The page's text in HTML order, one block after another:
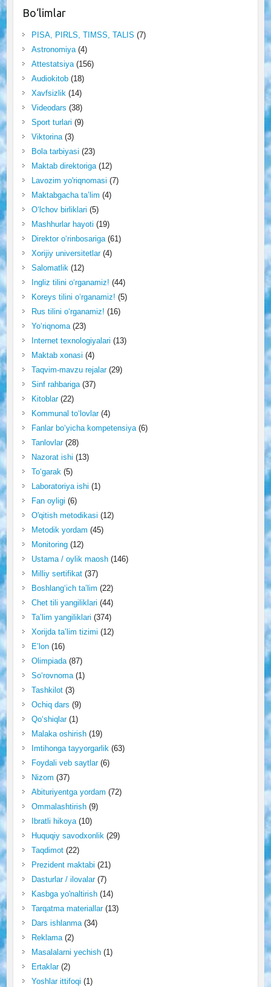
Bo‘limlar
PISA, PIRLS, TIMSS, TALIS (7)
Astronomiya(4)
Attestatsiya(156)
Audiokitob(18)
Xavfsizlik(14)
Videodars (38)
Sport turlari (9)
Viktorina(3)
Bola tarbiyasi (23)
Maktab direktoriga(12)
Lavozim yo'riqnomasi (7)
Maktabgacha ta’lim (4)
O‘lchov birliklari (5)
Mashhurlar hayoti (19)
Direktor o‘rinbosariga(61)
Xorijiy universitetlar(4)
Salomatlik(12)
Ingliz tilini o‘rganamiz! (44)
Koreys tilini o‘rganamiz! (5)
Rus tilini o‘rganamiz! (16)
Yo‘riqnoma(23)
Internet texnologiyalari (13)
Maktab xonasi (4)
Taqvim-mavzu rejalar(29)
Sinf rahbariga(37)
Kitoblar(22)
Kommunal to‘lovlar(4)
Fanlar bo‘yicha kompetensiya(6)
Tanlovlar(28)
Nazorat ishi (13)
To‘garak(5)
Laboratoriya ishi (1)
Fan oyligi (6)
O'qitish metodikasi (12)
Metodik yordam (45)
Monitoring(12)
Ustama / oylik maosh(146)
Milliy sertifikat(37)
Boshlang‘ich ta’lim (22)
Chet tili yangiliklari (44)
Ta’lim yangiliklari (374)
Xorijda ta’lim tizimi (12)
E’lon(16)
Olimpiada(87)
So‘rovnoma(1)
Tashkilot(3)
Ochiq dars (9)
Qo‘shiqlar(1)
Malaka oshirish(19)
Imtihonga tayyorgarlik(63)
Foydali veb saytlar(6)
Nizom (37)
Abituriyentga yordam (72)
Ommalashtirish(9)
Ibratli hikoya(10)
Huquqiy savodxonlik(29)
Taqdimot(22)
Prezident maktabi (21)
Dasturlar / ilovalar(7)
Kasbga yo'naltirish(14)
Tarqatma materiallar(13)
Dars ishlanma(34)
Reklama(2)
Masalalarni yechish(1)
Ertaklar(2)
Yoshlar ittifoqi (1)